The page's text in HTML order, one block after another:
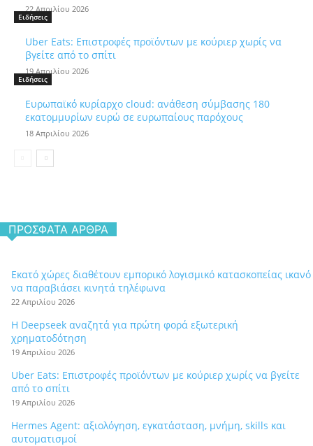
22 Απριλίου 2026
Ειδήσεις
Uber Eats: Επιστροφές προϊόντων με κούριερ χωρίς να
βγείτε από το σπίτι
19 Απριλίου 2026
Ειδήσεις
Ευρωπαϊκό κυρίαρχο cloud: ανάθεση σύμβασης 180
εκατομμυρίων ευρώ σε ευρωπαίους παρόχους
18 Απριλίου 2026
ΠΡΌΣΦΑΤΑ ΆΡΘΡΑ
Εκατό χώρες διαθέτουν εμπορικό λογισμικό κατασκοπείας ικανό
να παραβιάσει κινητά τηλέφωνα
22 Απριλίου 2026
Η Deepseek αναζητά για πρώτη φορά εξωτερική
χρηματοδότηση
19 Απριλίου 2026
Uber Eats: Επιστροφές προϊόντων με κούριερ χωρίς να βγείτε
από το σπίτι
19 Απριλίου 2026
Hermes Agent: αξιολόγηση, εγκατάσταση, μνήμη, skills και
αυτοματισμοί